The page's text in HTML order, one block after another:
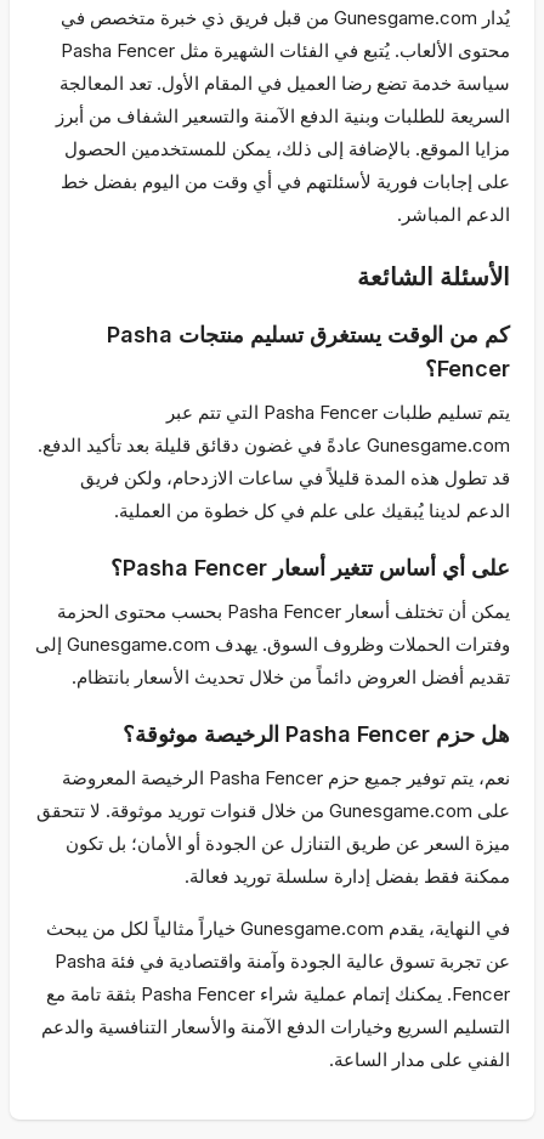
يُدار Gunesgame.com من قبل فريق ذي خبرة متخصص في
محتوى الألعاب. يُتبع في الفئات الشهيرة مثل Pasha Fencer
سياسة خدمة تضع رضا العميل في المقام الأول. تعد المعالجة
السريعة للطلبات وبنية الدفع الآمنة والتسعير الشفاف من أبرز
مزايا الموقع. بالإضافة إلى ذلك، يمكن للمستخدمين الحصول
على إجابات فورية لأسئلتهم في أي وقت من اليوم بفضل خط
الدعم المباشر.
الأسئلة الشائعة
كم من الوقت يستغرق تسليم منتجات Pasha
Fencer؟
يتم تسليم طلبات Pasha Fencer التي تتم عبر
Gunesgame.com عادةً في غضون دقائق قليلة بعد تأكيد الدفع.
قد تطول هذه المدة قليلاً في ساعات الازدحام، ولكن فريق
الدعم لدينا يُبقيك على علم في كل خطوة من العملية.
على أي أساس تتغير أسعار Pasha Fencer؟
يمكن أن تختلف أسعار Pasha Fencer بحسب محتوى الحزمة
وفترات الحملات وظروف السوق. يهدف Gunesgame.com إلى
تقديم أفضل العروض دائماً من خلال تحديث الأسعار بانتظام.
هل حزم Pasha Fencer الرخيصة موثوقة؟
نعم، يتم توفير جميع حزم Pasha Fencer الرخيصة المعروضة
على Gunesgame.com من خلال قنوات توريد موثوقة. لا تتحقق
ميزة السعر عن طريق التنازل عن الجودة أو الأمان؛ بل تكون
ممكنة فقط بفضل إدارة سلسلة توريد فعالة.
في النهاية، يقدم Gunesgame.com خياراً مثالياً لكل من يبحث
عن تجربة تسوق عالية الجودة وآمنة واقتصادية في فئة Pasha
Fencer. يمكنك إتمام عملية شراء Pasha Fencer بثقة تامة مع
التسليم السريع وخيارات الدفع الآمنة والأسعار التنافسية والدعم
الفني على مدار الساعة.